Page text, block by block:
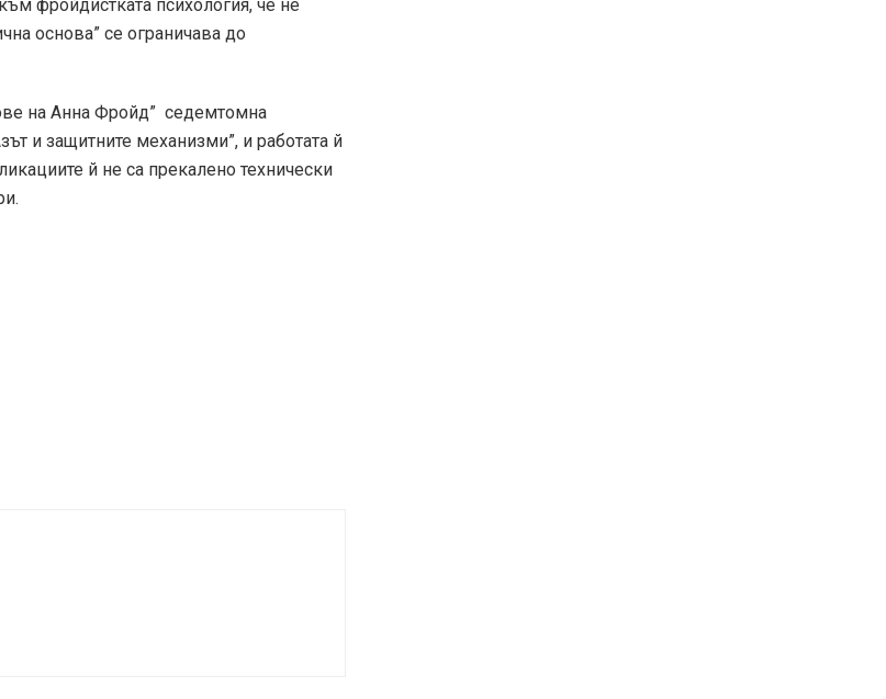
фройдистката психология, че не
основа” се ограничава до
на Анна Фройд” ­ седем­томна
и защитните механизми”, и работата й
й не са прекалено технически